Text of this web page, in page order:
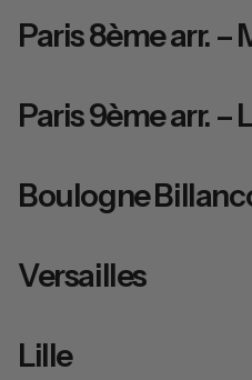
Paris 8ème arr. –
Paris 9ème arr. –
Boulogne
Versailles
Lille